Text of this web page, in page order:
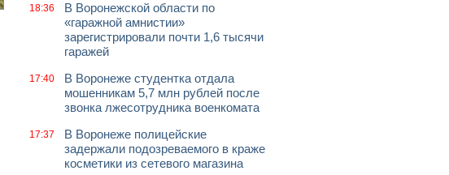
18:36
В Воронежской области по
«гаражной амнистии»
зарегистрировали почти 1,6 тысячи
гаражей
17:40
В Воронеже студентка отдала
мошенникам 5,7 млн рублей после
звонка лжесотрудника военкомата
17:37
В Воронеже полицейские
задержали подозреваемого в краже
косметики из сетевого магазина